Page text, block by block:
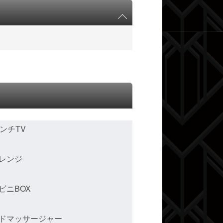
チTV
ンジ
ニBOX
マッサージャー